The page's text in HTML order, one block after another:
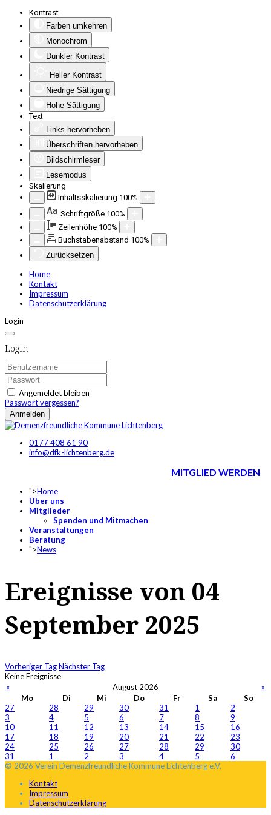
Kontrast
Farben umkehren
Monochrom
Dunkler Kontrast
Heller Kontrast
Niedrige Sättigung
Hohe Sättigung
Text
Links hervorheben
Überschriften hervorheben
Bildschirmleser
Lesemodus
Skalierung
Inhaltsskalierung 100%
Aa Schriftgröße 100%
Zeilenhöhe 100%
Buchstabenabstand 100%
Zurücksetzen
Home
Kontakt
Impressum
Datenschutzerklärung
Login
Login
Angemeldet bleiben
Passwort vergessen?
Anmelden
0177 408 61 90
info@dfk-lichtenberg.de
MITGLIED WERDEN
">Home
Über uns
Mitglieder
Spenden und Mitmachen
Veranstaltungen
Beratung
">News
Ereignisse von 04
September 2025
Vorheriger TagNächster Tag
Keine Ereignisse
«
August 2026
»
Mo
Di Mi Do Fr Sa
So
27
28 29 30 31 1
2
3
4 5 6 7 8
9
10
11 12 13 14 15
16
17
18 19 20 21 22
23
24
25 26 27 28 29
30
31
1 2 3 4 5
6
© 2026 Verein Demenzfreundliche Kommune Lichtenberg e.V.
Kontakt
Impressum
Datenschutzerklärung